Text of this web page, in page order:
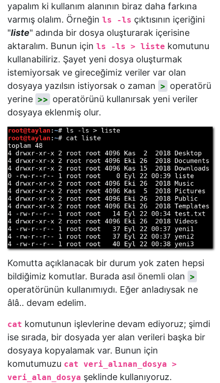
yapalım ki kullanım alanının biraz daha farkına
varmış olalım. Örneğin ls -ls çıktısının içeriğini
"liste" adında bir dosya oluşturarak içerisine
aktaralım. Bunun için ls -ls > liste komutunu
kullanabiliriz. Şayet yeni dosya oluşturmak
istemiyorsak ve gireceğimiz veriler var olan
dosyaya yazılsın istiyorsak o zaman > operatörü
yerine >> operatörünü kullanırsak yeni veriler
dosyaya eklenmiş olur.
Komutta açıklanacak bir durum yok zaten hepsi
bildiğimiz komutlar. Burada asıl önemli olan >
operatörünün kullanımıydı. Eğer anladıysak ne
âlâ.. devam edelim.
cat komutunun işlevlerine devam ediyoruz; şimdi
ise sırada, bir dosyada yer alan verileri başka bir
dosyaya kopyalamak var. Bunun için
komutumuzu cat veri_alınan_dosya >
veri_alan_dosya şeklinde kullanıyoruz.